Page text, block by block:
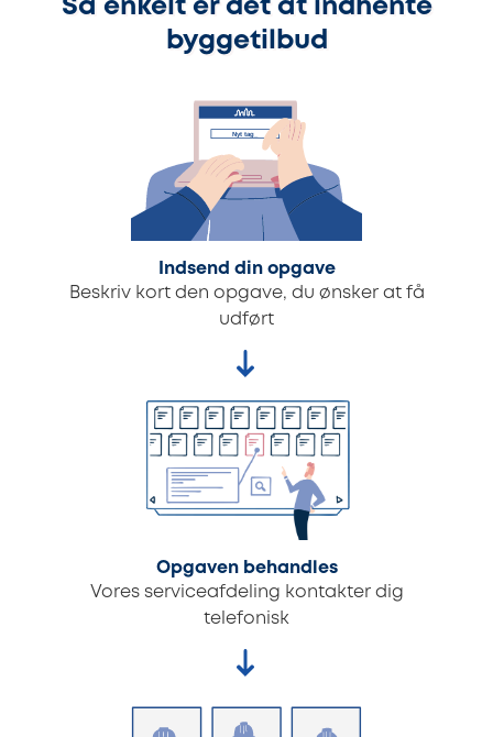
Så enkelt er det at indhente
byggetilbud
Indsend din opgave
Beskriv kort den opgave, du ønsker at få
udført
Opgaven behandles
Vores serviceafdeling kontakter dig
telefonisk